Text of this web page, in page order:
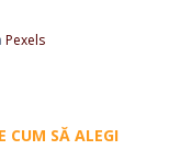
Pexels
CUM SĂ ALEGI